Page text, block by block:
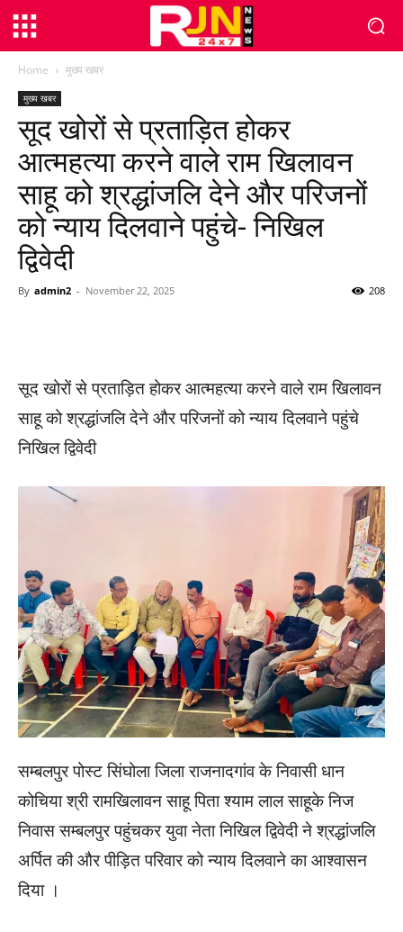
Home मुख्य खबर
मुख्य खबर
सूद खोरों से प्रताड़ित होकर
आत्महत्या करने वाले राम खिलावन
साहू को श्रद्धांजलि देने और परिजनों
को न्याय दिलवाने पहुंचे- निखिल
द्विवेदी
By admin2 - November 22, 2025 208
सूद खोरों से प्रताड़ित होकर आत्महत्या करने वाले राम खिलावन
साहू को श्रद्धांजलि देने और परिजनों को न्याय दिलवाने पहुंचे
निखिल द्विवेदी
सम्बलपुर पोस्ट सिंघोला जिला राजनादगांव के निवासी धान
कोचिया श्री रामखिलावन साहू पिता श्याम लाल साहूके निज
निवास सम्बलपुर पहुंचकर युवा नेता निखिल द्विवेदी ने श्रद्धांजलि
अर्पित की और पीड़ित परिवार को न्याय दिलवाने का आश्वासन
दिया ।